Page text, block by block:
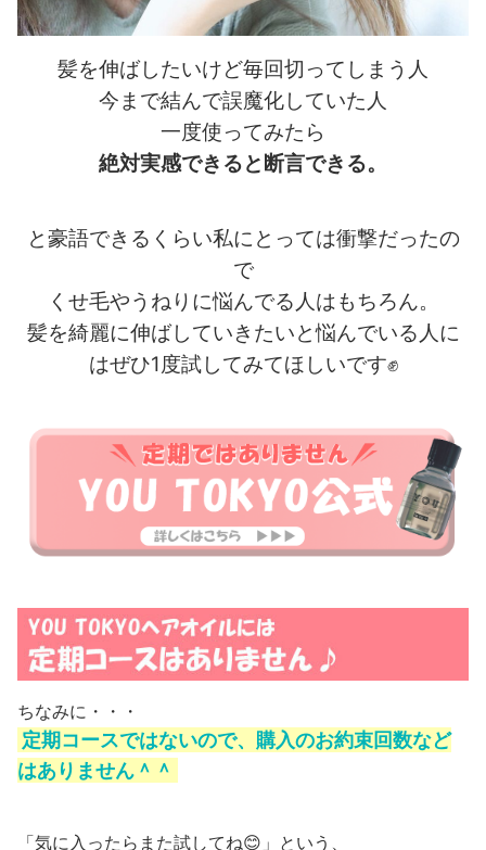
髪を伸ばしたいけど毎回切ってしまう人
今まで結んで誤魔化していた人
一度使ってみたら
絶対実感できると断言できる。
と豪語できるくらい私にとっては衝撃だったの
で
くせ毛やうねりに悩んでる人はもちろん。
髪を綺麗に伸ばしていきたいと悩んでいる人に
はぜひ1度試してみてほしいです✊
ちなみに・・・
定期コースではないので、購入のお約束回数など
はありません＾＾
「気に入ったらまた試してね😊」という、